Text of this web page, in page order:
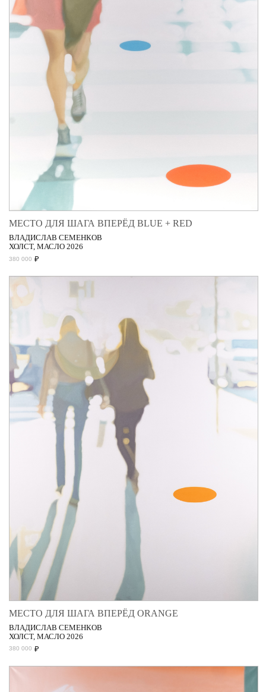
МЕСТО ДЛЯ ШАГА ВПЕРЁД BLUE + RED
ВЛАДИСЛАВ СЕМЕНКОВ
ХОЛСТ, МАСЛО 2026
380 000 ₽
МЕСТО ДЛЯ ШАГА ВПЕРЁД ORANGE
ВЛАДИСЛАВ СЕМЕНКОВ
ХОЛСТ, МАСЛО 2026
380 000 ₽